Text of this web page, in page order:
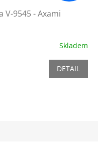
V-9545 - Axami
Skladem
DETAIL